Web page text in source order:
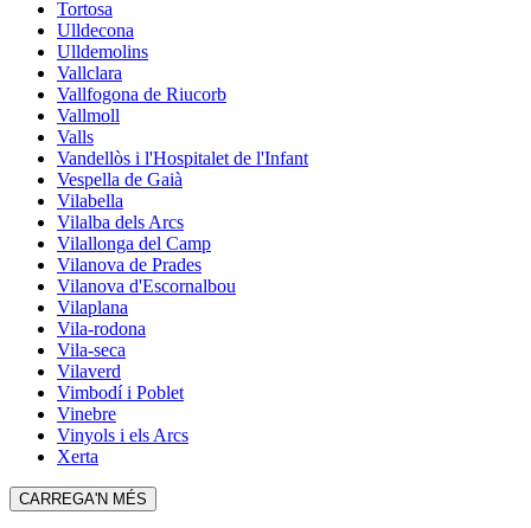
Tortosa
Ulldecona
Ulldemolins
Vallclara
Vallfogona de Riucorb
Vallmoll
Valls
Vandellòs i l'Hospitalet de l'Infant
Vespella de Gaià
Vilabella
Vilalba dels Arcs
Vilallonga del Camp
Vilanova de Prades
Vilanova d'Escornalbou
Vilaplana
Vila-rodona
Vila-seca
Vilaverd
Vimbodí i Poblet
Vinebre
Vinyols i els Arcs
Xerta
CARREGA'N MÉS